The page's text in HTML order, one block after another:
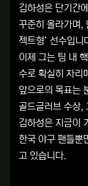
김하성은 단기간
꾸준히 올라가며,
젝트형’ 선수입니
이제 그는 팀 내
수로 확실히 자리
앞으로의 목표는
골드글러브 수상,
김하성은 지금이
한국 야구 팬들뿐
고 있습니다.